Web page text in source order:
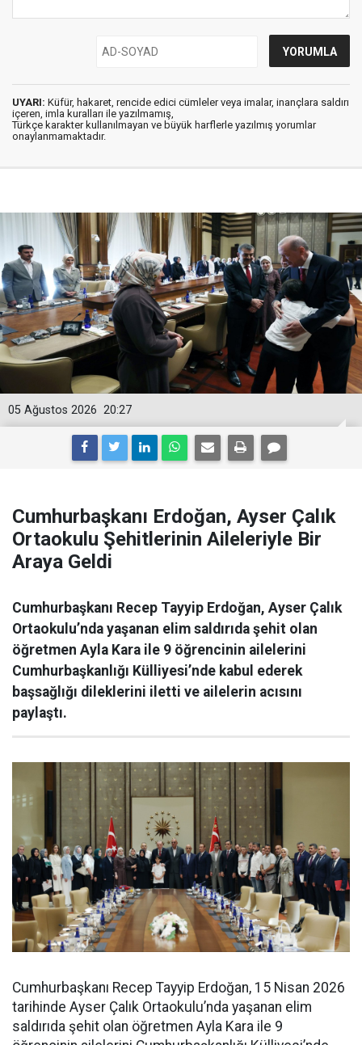
UYARI: Küfür, hakaret, rencide edici cümleler veya imalar, inançlara saldırı
içeren, imla kuralları ile yazılmamış,
Türkçe karakter kullanılmayan ve büyük harflerle yazılmış yorumlar
onaylanmamaktadır.
20:27
05 Ağustos 2026
Cumhurbaşkanı Erdoğan, Ayser Çalık
Ortaokulu Şehitlerinin Aileleriyle Bir
Araya Geldi
Cumhurbaşkanı Recep Tayyip Erdoğan, Ayser Çalık
Ortaokulu’nda yaşanan elim saldırıda şehit olan
öğretmen Ayla Kara ile 9 öğrencinin ailelerini
Cumhurbaşkanlığı Külliyesi’nde kabul ederek
başsağlığı dileklerini iletti ve ailelerin acısını
paylaştı.
Cumhurbaşkanı Recep Tayyip Erdoğan, 15 Nisan 2026
tarihinde Ayser Çalık Ortaokulu’nda yaşanan elim
saldırıda şehit olan öğretmen Ayla Kara ile 9